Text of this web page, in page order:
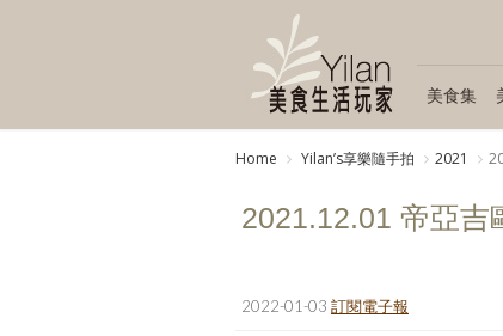
美食集
Home Yilanʼs享樂隨手拍 2021
2021.12.01 帝亞吉
2022-01-03 訂閱電子報